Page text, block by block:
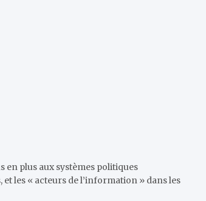
en plus aux systèmes politiques
les « acteurs de l’information » dans les